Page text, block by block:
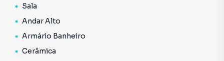
Sala
Andar Alto
Armário Banheiro
Cerâmica